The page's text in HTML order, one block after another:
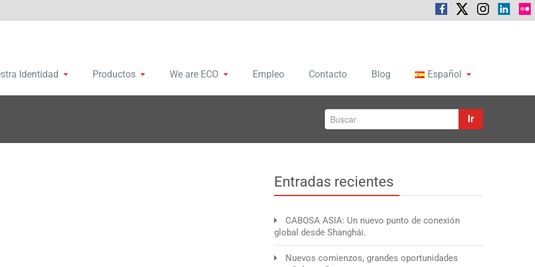
Identidad Productos We are ECO Empleo Contacto Blog Español
Ir
Entradas recientes
CABOSA ASIA: Un nuevo punto de conexión
global desde Shanghái.
Nuevos comienzos, grandes oportunidades